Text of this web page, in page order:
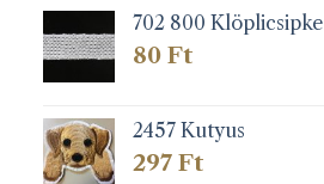
702 800 Klöplicsipke
80 Ft
2457 Kutyus
297 Ft